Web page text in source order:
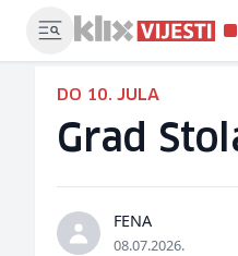
DO 10. JULA
Grad
FENA
08.07.2026.